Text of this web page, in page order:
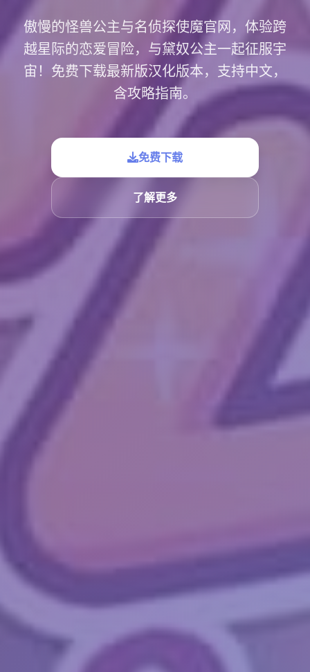
傲慢的怪兽公主与名侦探使魔官网，体验跨
越星际的恋爱冒险，与黛奴公主一起征服宇
宙！免费下载最新版汉化版本，支持中文，
含攻略指南。
免费下载
了解更多